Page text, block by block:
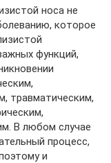
носа не
которое
функций,
травматическим,
В любом случае
процесс,
и